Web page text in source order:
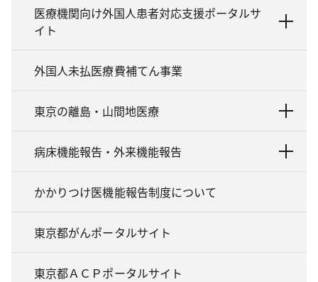
医療機関向け外国人患者対応支援ポータルサ
イト
外国人未払医療費補てん事業
東京の離島・山間地医療
病床機能報告・外来機能報告
かかりつけ医機能報告制度について
東京都がんポータルサイト
東京都ＡＣＰポータルサイト